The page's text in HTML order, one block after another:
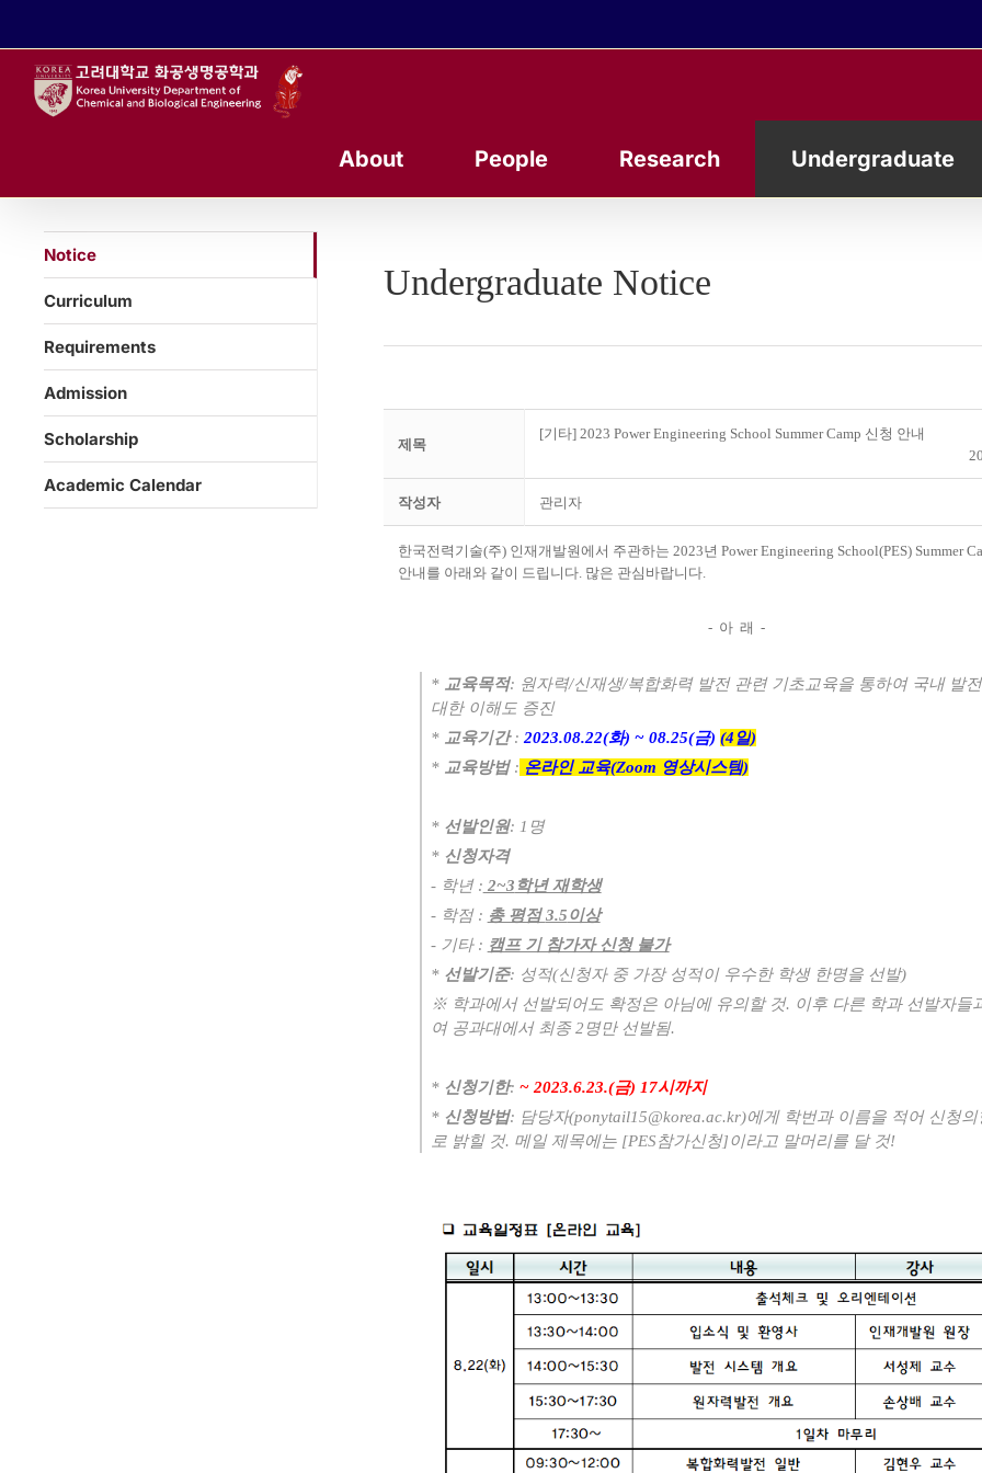
About People Research Undergraduate
Undergraduate Notice
제목
[기타] 2023 Power Engineering School Summer Camp 신청 안내
작성자 관리자
한국전력기술(주) 인재개발원에서 주관하는 2023년 Power Engineering School(PES) Summer
안내를 아래와 같이 드립니다. 많은 관심바랍니다.
- 아 래 -
* 교육목적: 원자력/신재생/복합화력 발전 관련 기초교육을 통하여 국내 발
대한 이해도 증진
* 교육기간 : 2023.08.22(화) ~ 08.25(금) (4 일)
* 교육방법 : 온라인 교육(Zoom 영상시스템)
* 선발인원: 1 명
* 신청자격
- 학년 : 2~3 학년 재학생
- 학점 : 총 평점3.5이상
- 기타 : 캠프 기 참가자 신청 불가
* 선발기준: 성적(신청자 중 가장 성적이 우수한 학생 한명을 선발)
※ 학과에서 선발되어도 확정은 아님에 유의할 것. 이후 다른 학과 선발자들
여 공과대에서 최종2 명만 선발됨.
* 신청기한: ~ 2023.6.23.(금) 17시까지
* 신청방법: 담당자(ponytail15@korea.ac.kr)에게 학번과 이름을 적어 신청의
로 밝힐 것. 메일 제목에는 [PES참가신청]이라고 말머리를 달 것!
Notice
Curriculum
Requirements
Admission
Scholarship
Academic Calendar